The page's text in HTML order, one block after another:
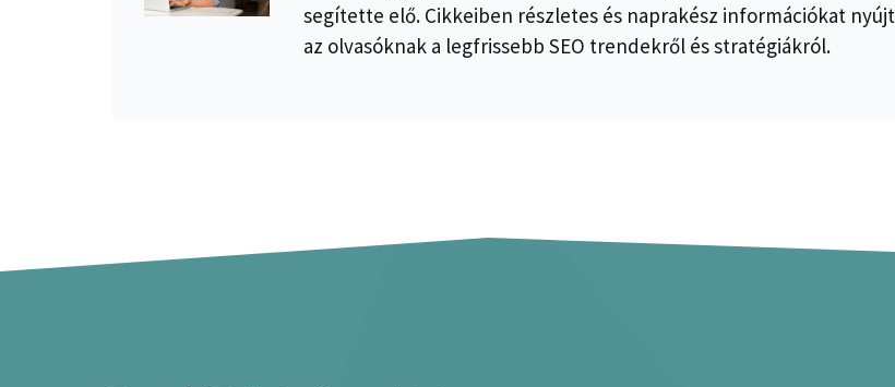
segítette elő. Cikkeiben részletes és naprakész információkat nyújt
az olvasóknak a legfrissebb SEO trendekről és stratégiákról.